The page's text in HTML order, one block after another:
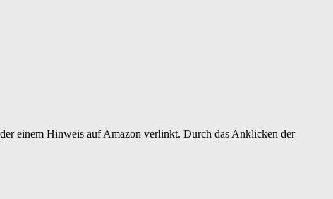
einem Hinweis auf Amazon verlinkt. Durch das Anklicken der